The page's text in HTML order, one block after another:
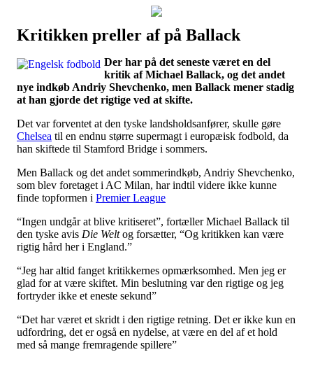
Наши партнеры
лучшие займы
Kritikken preller af på Ballack
Der har på det seneste været en del
kritik af Michael Ballack, og det andet
nye indkøb Andriy Shevchenko, men Ballack mener stadig
at han gjorde det rigtige ved at skifte.
Det var forventet at den tyske landsholdsanfører, skulle gøre
Chelsea til en endnu større supermagt i europæisk fodbold, da
han skiftede til Stamford Bridge i sommers.
Men Ballack og det andet sommerindkøb, Andriy Shevchenko,
som blev foretaget i AC Milan, har indtil videre ikke kunne
finde topformen i Premier League
“Ingen undgår at blive kritiseret”, fortæller Michael Ballack til
den tyske avis Die Weltog forsætter, “Og kritikken kan være
rigtig hård her i England.”
“Jeg har altid fanget kritikkernes opmærksomhed. Men jeg er
glad for at være skiftet. Min beslutning var den rigtige og jeg
fortryder ikke et eneste sekund”
“Det har været et skridt i den rigtige retning. Det er ikke kun en
udfordring, det er også en nydelse, at være en del af et hold
med så mange fremragende spillere”